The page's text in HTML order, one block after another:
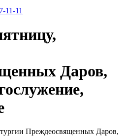
11-11
Даров,